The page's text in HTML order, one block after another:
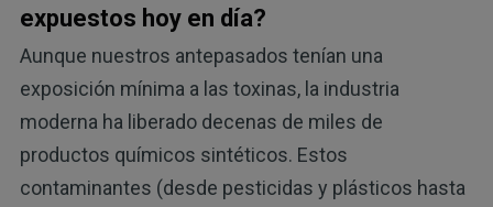
expuestos hoy en día?
Aunque nuestros antepasados tenían una
exposición mínima a las toxinas, la industria
moderna ha liberado decenas de miles de
productos químicos sintéticos. Estos
contaminantes (desde pesticidas y plásticos hasta